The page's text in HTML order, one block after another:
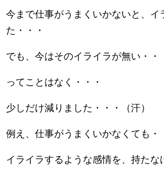
今まで仕事がうまくいかないと、イ
た・・・
でも、今はそのイライラが無い・・
ってことはなく・・・
少しだけ減りました・・・（汗）
例え、仕事がうまくいかなくても・
イライラするような感情を、持たな